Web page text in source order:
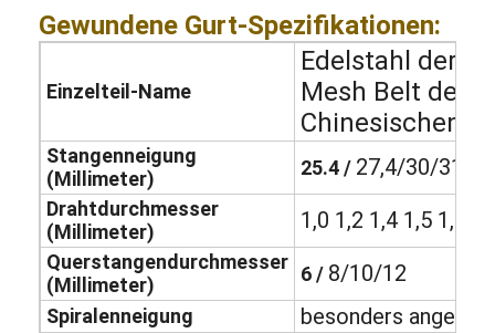
Startseite
Fabrik Tour
Qualitätskontrolle
Kontakt
Nachrichten
Gewundene Gurt-Spezifikationen:
Einzelteil-Name
Edelstahl der
Mesh Belt der
Chinesischen
Stangenneigung
(Millimeter)
25.4 / 27,4/30/
Drahtdurchmesser
(Millimeter)
1,0 1,2 1,4 1,5 1,6
Querstangendurchmesser
(Millimeter)
6 / 8/10/12
Spiralenneigung besonders